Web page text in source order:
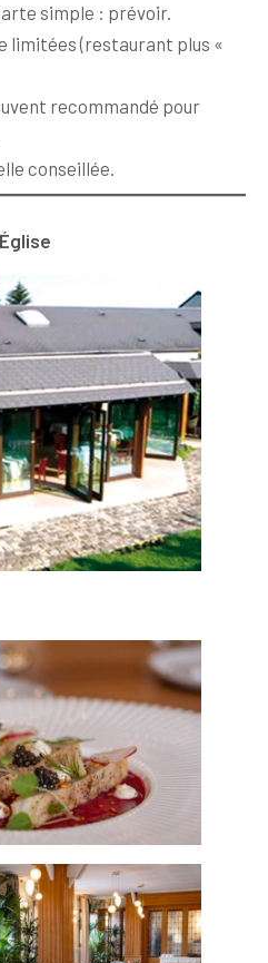
simple : prévoir.
limitées (restaurant plus «
recommandé pour
conseillée.